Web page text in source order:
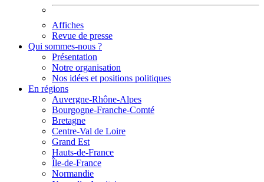
Affiches
Revue de presse
Qui sommes-nous ?
Présentation
Notre organisation
Nos idées et positions politiques
En régions
Auvergne-Rhône-Alpes
Bourgogne-Franche-Comté
Bretagne
Centre-Val de Loire
Grand Est
Hauts-de-France
Île-de-France
Normandie